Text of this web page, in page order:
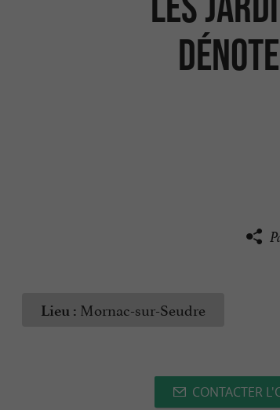
Lieu : Mornac-sur-Seudre
CONTACTER